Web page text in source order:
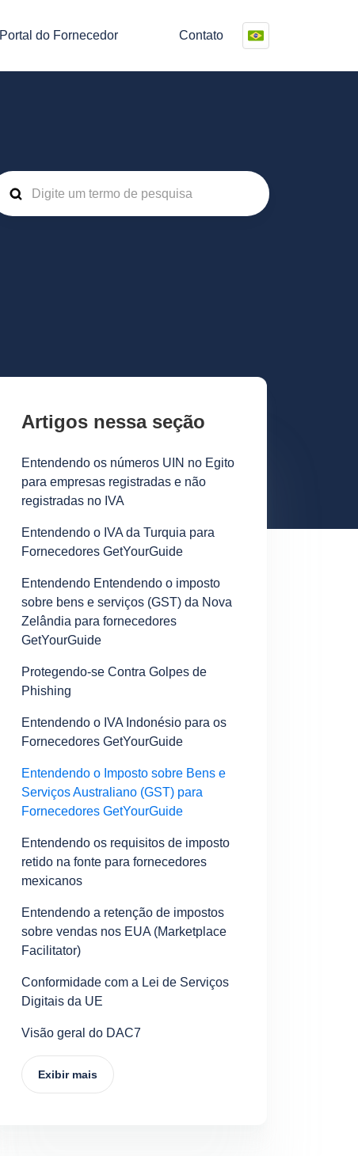
Portal do Fornecedor Contato
Artigos nessa seção
Entendendo os números UIN no Egito
para empresas registradas e não
registradas no IVA
Entendendo o IVA da Turquia para
Fornecedores GetYourGuide
Entendendo Entendendo o imposto
sobre bens e serviços (GST) da Nova
Zelândia para fornecedores
GetYourGuide
Protegendo-se Contra Golpes de
Phishing
Entendendo o IVA Indonésio para os
Fornecedores GetYourGuide
Entendendo o Imposto sobre Bens e
Serviços Australiano (GST) para
Fornecedores GetYourGuide
Entendendo os requisitos de imposto
retido na fonte para fornecedores
mexicanos
Entendendo a retenção de impostos
sobre vendas nos EUA (Marketplace
Facilitator)
Conformidade com a Lei de Serviços
Digitais da UE
Visão geral do DAC7
Exibir mais